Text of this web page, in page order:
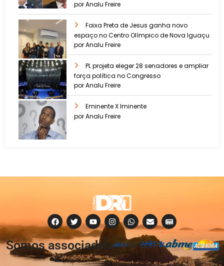
por Analu Freire
Faixa Preta de Jesus ganha novo
espaço no Centro Olímpico de Nova Iguaçu
por Analu Freire
PL projeta eleger 28 senadores e ampliar
força política no Congresso
por Analu Freire
Eminente X Iminente
por Analu Freire
Somos associados
à: